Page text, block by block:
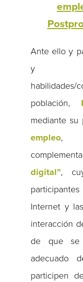
Ante ello y
y
población,
mediante su
empleo,
digital”,
Internet y
interacción
de que se
adecuado
participen